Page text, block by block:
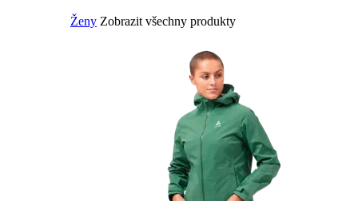
Ženy Zobrazit všechny produkty